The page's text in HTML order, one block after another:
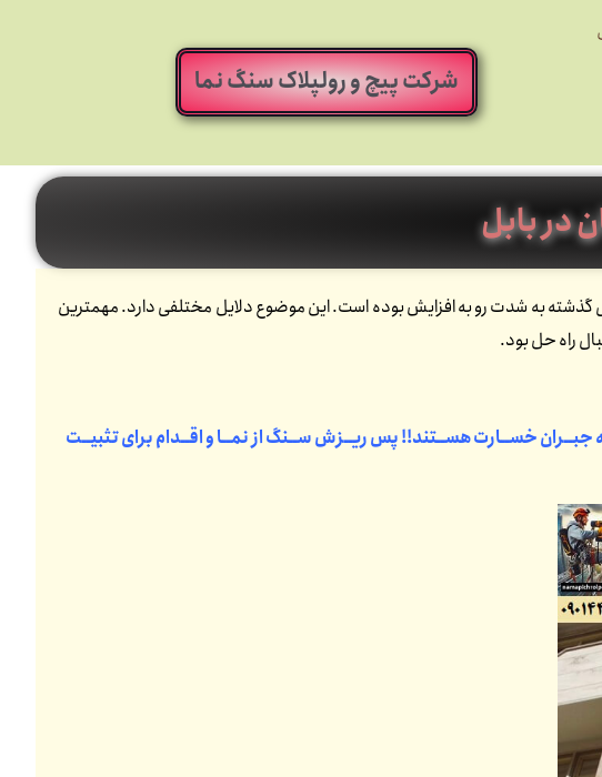
شرکت پیچ و رولپلاک سنگ نما
در بابل
انجام می شود که افتادن سنگ از نمای ساختمان مخصوصا در 10 سال گذشته به شدت رو به افزایش بوده است. این موضوع دلایل مختلفی دارد. مهمترین
راه حل بود.
خســارت هســتند!! پس ریــزش ســنگ از نمــا و اقــدام برای تثبیــت